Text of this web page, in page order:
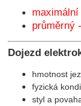
průměrný
Dojezd
hmotnost
fyzická
styl a